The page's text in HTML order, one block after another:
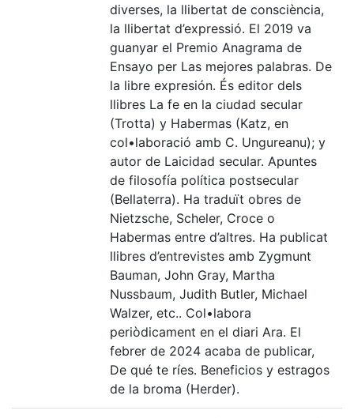
diverses, la llibertat de consciència,
la llibertat d’expressió. El 2019 va
guanyar el Premio Anagrama de
Ensayo per Las mejores palabras. De
la libre expresión. És editor dels
llibres La fe en la ciudad secular
(Trotta) y Habermas (Katz, en
col•laboració amb C. Ungureanu); y
autor de Laicidad secular. Apuntes
de filosofía política postsecular
(Bellaterra). Ha traduït obres de
Nietzsche, Scheler, Croce o
Habermas entre d’altres. Ha publicat
llibres d’entrevistes amb Zygmunt
Bauman, John Gray, Martha
Nussbaum, Judith Butler, Michael
Walzer, etc.. Col•labora
periòdicament en el diari Ara. El
febrer de 2024 acaba de publicar,
De qué te ríes. Beneficios y estragos
de la broma (Herder).